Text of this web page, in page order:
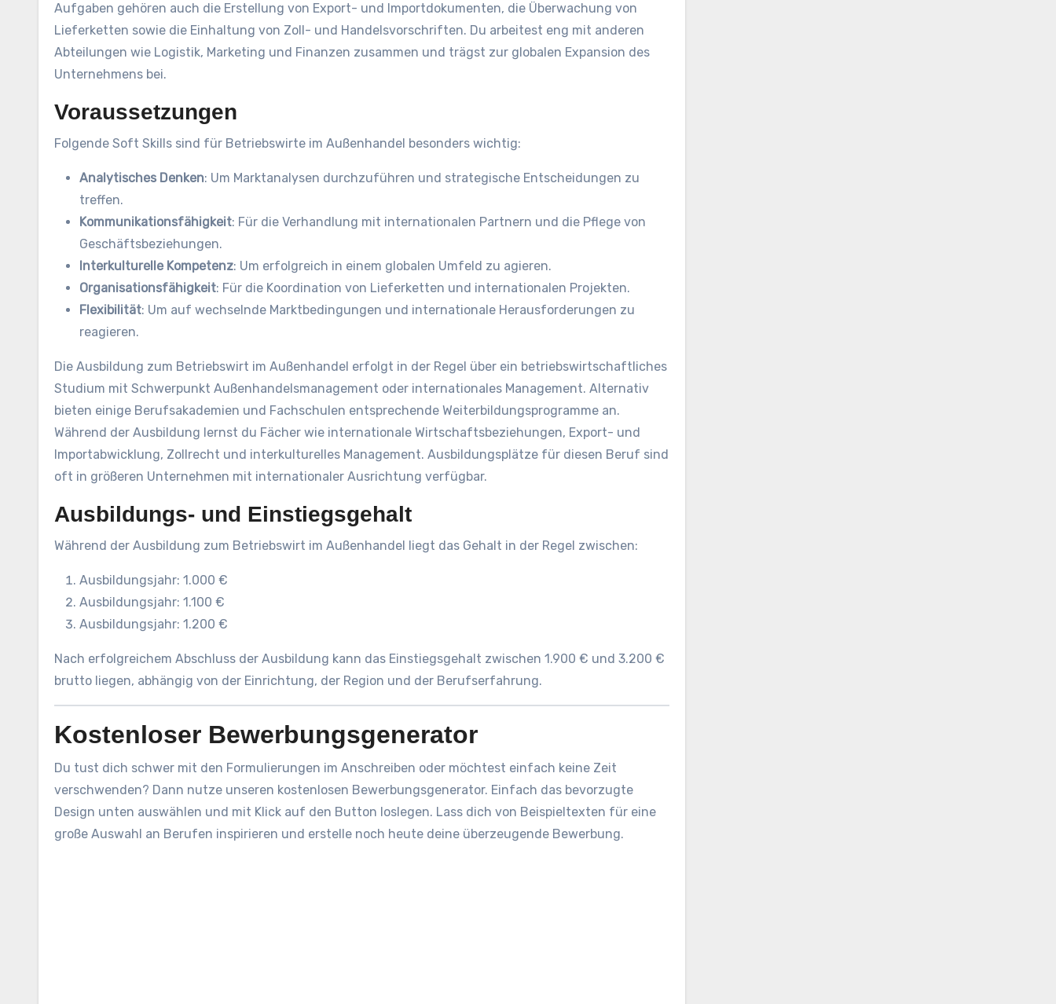
Aufgaben gehören auch die Erstellung von Export- und Importdokumenten, die Überwachung von
Lieferketten sowie die Einhaltung von Zoll- und Handelsvorschriften. Du arbeitest eng mit anderen
Abteilungen wie Logistik, Marketing und Finanzen zusammen und trägst zur globalen Expansion des
Unternehmens bei.
Voraussetzungen
Folgende Soft Skills sind für Betriebswirte im Außenhandel besonders wichtig:
Analytisches Denken: Um Marktanalysen durchzuführen und strategische Entscheidungen zu
treffen.
Kommunikationsfähigkeit: Für die Verhandlung mit internationalen Partnern und die Pflege von
Geschäftsbeziehungen.
Interkulturelle Kompetenz: Um erfolgreich in einem globalen Umfeld zu agieren.
Organisationsfähigkeit: Für die Koordination von Lieferketten und internationalen Projekten.
Flexibilität: Um auf wechselnde Marktbedingungen und internationale Herausforderungen zu
reagieren.
Die Ausbildung zum Betriebswirt im Außenhandel erfolgt in der Regel über ein betriebswirtschaftliches
Studium mit Schwerpunkt Außenhandelsmanagement oder internationales Management. Alternativ
bieten einige Berufsakademien und Fachschulen entsprechende Weiterbildungsprogramme an.
Während der Ausbildung lernst du Fächer wie internationale Wirtschaftsbeziehungen, Export- und
Importabwicklung, Zollrecht und interkulturelles Management. Ausbildungsplätze für diesen Beruf sind
oft in größeren Unternehmen mit internationaler Ausrichtung verfügbar.
Ausbildungs- und Einstiegsgehalt
Während der Ausbildung zum Betriebswirt im Außenhandel liegt das Gehalt in der Regel zwischen:
Ausbildungsjahr: 1.000 €
Ausbildungsjahr: 1.100 €
Ausbildungsjahr: 1.200 €
Nach erfolgreichem Abschluss der Ausbildung kann das Einstiegsgehalt zwischen 1.900 € und 3.200 €
brutto liegen, abhängig von der Einrichtung, der Region und der Berufserfahrung.
Kostenloser Bewerbungsgenerator
Du tust dich schwer mit den Formulierungen im Anschreiben oder möchtest einfach keine Zeit
verschwenden? Dann nutze unseren kostenlosen Bewerbungsgenerator. Einfach das bevorzugte
Design unten auswählen und mit Klick auf den Button loslegen. Lass dich von Beispieltexten für eine
große Auswahl an Berufen inspirieren und erstelle noch heute deine überzeugende Bewerbung.